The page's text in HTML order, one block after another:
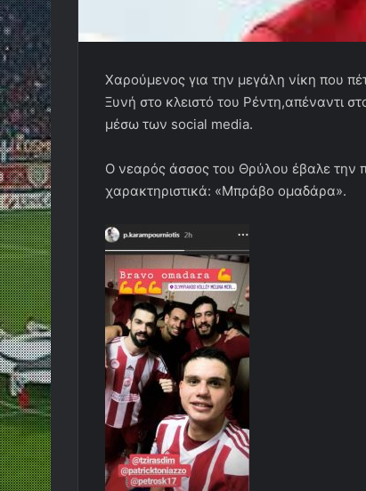
Χαρούμενος για την μεγάλη νίκη που
Ξυνή στο κλειστό του Ρέντη,απέναντι
μέσω των social media.
Ο νεαρός άσσος του Θρύλου έβαλε
χαρακτηριστικά: «Μπράβο ομαδάρα».